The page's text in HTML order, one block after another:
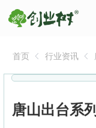
首页 行业资讯
唐山出台系